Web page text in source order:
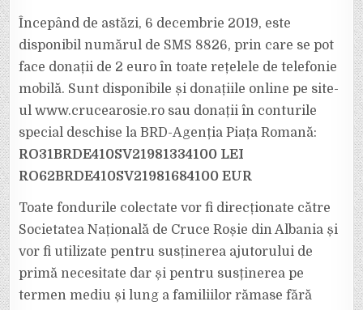
Începând de astăzi, 6 decembrie 2019, este
disponibil numărul de SMS 8826, prin care se pot
face donații de 2 euro în toate rețelele de telefonie
mobilă. Sunt disponibile și donațiile online pe site-
ul www.crucearosie.ro sau donații în conturile
special deschise la BRD-Agenția Piața Romană:
RO31BRDE410SV21981334100 LEI
RO62BRDE410SV21981684100 EUR
Toate fondurile colectate vor fi direcționate către
Societatea Națională de Cruce Roșie din Albania și
vor fi utilizate pentru susținerea ajutorului de
primă necesitate dar și pentru susținerea pe
termen mediu și lung a familiilor rămase fără